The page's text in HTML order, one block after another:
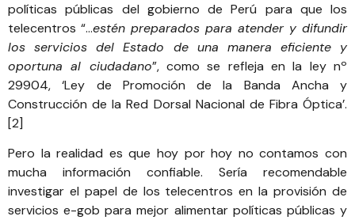
políticas públicas del gobierno de Perú para que los
telecentros “…estén preparados para atender y difundir
los servicios del Estado de una manera eficiente y
oportuna al ciudadano”, como se refleja en la ley nº
29904, ‘Ley de Promoción de la Banda Ancha y
Construcción de la Red Dorsal Nacional de Fibra Óptica’.
[2]
Pero la realidad es que hoy por hoy no contamos con
mucha información confiable. Sería recomendable
investigar el papel de los telecentros en la provisión de
servicios e-gob para mejor alimentar políticas públicas y